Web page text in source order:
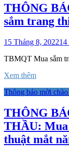
THÔNG
sắm trang
15 Tháng 8, 202214
TBMQT Mua sắm
Xem thêm
Thông báo mời chào
THÔNG
THẦU: Mua
thuật mắt